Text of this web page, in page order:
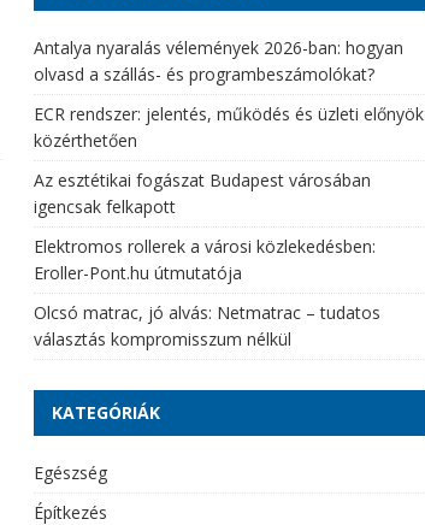
Antalya nyaralás vélemények 2026-ban: hogyan
olvasd a szállás- és programbeszámolókat?
ECR rendszer: jelentés, működés és üzleti előnyök
közérthetően
Az esztétikai fogászat Budapest városában
igencsak felkapott
Elektromos rollerek a városi közlekedésben:
Eroller-Pont.hu útmutatója
Olcsó matrac, jó alvás: Netmatrac – tudatos
választás kompromisszum nélkül
KATEGÓRIÁK
Egészség
Építkezés